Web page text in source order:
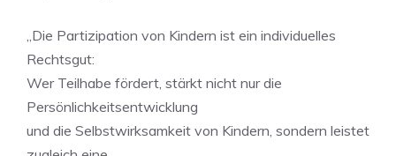
„Die Partizipation von Kindern ist ein individuelles
Rechtsgut:
Wer Teilhabe fördert, stärkt nicht nur die
Persönlichkeitsentwicklung
und die Selbstwirksamkeit von Kindern, sondern leistet